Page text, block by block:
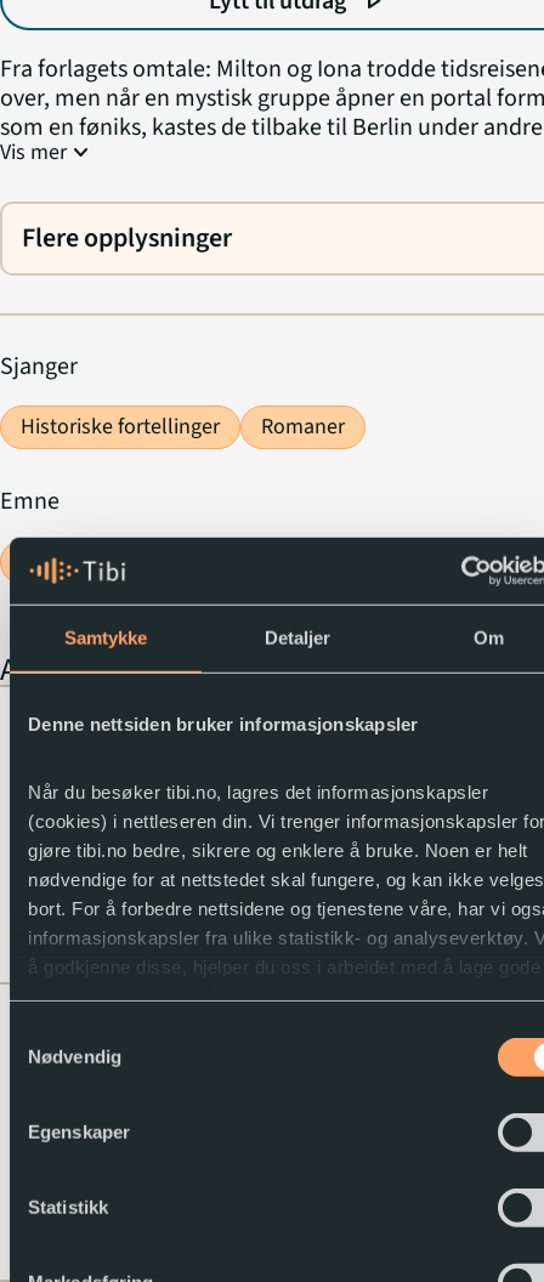
Samtykke Detaljer Om
Denne nettsiden bruker informasjonskapsler
Når du besøker tibi.no, lagres det informasjonskapsler
(cookies) i nettleseren din. Vi trenger informasjonskapsler
gjøre tibi.no bedre, sikrere og enklere å bruke. Noen er helt
nødvendige for at nettstedet skal fungere, og kan ikke velges
bort. For å forbedre nettsidene og tjenestene våre, har vi
informasjonskapsler fra ulike statistikk- og analyseverktøy.
å godkjenne disse, hjelper du oss i arbeidet med å lage gode
Du kan når som helst endre eller trekke tilbake samtykket.
Nødvendig
Egenskaper
Statistikk
Fra forlagets omtale: Milton og Iona trodde
over, men når en mystisk gruppe åpner en portal
som en føniks, kastes de tilbake til Berlin under andre
verdenskrig. I skyggen av konsentrasjonsleiren
forfalskningsoperasjonen Operasjon Bernhard – og
på spill.
Vis merexpand_more
Flere opplysninger
Sjanger
Historiske fortellinger Romaner
Emne
Tidsreiser
Andre verk som inngår i serien
Oppdraget i London
. 1 .
Hanna Blixt, Jakob Blixt
Historievokterne(1)
micEspen Beranek Holm
2025
Barn
Gjemmestedet i
Punktskrift